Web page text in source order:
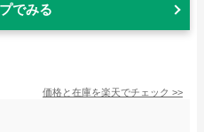
でみる
価格と在庫を楽天でチェック >>